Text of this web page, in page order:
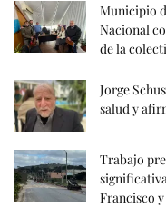
Municipio
Nacional
de la
Jorge
salud y
Trabajo
Francisco